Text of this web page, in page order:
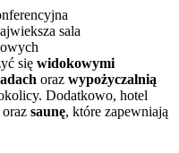
sala
się widokowymi
oraz wypożyczalnią
Dodatkowo, hotel
oraz saunę, które zapewniają